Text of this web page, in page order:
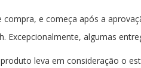
e começa após a
Excepcionalmente, algumas
leva em consideração o